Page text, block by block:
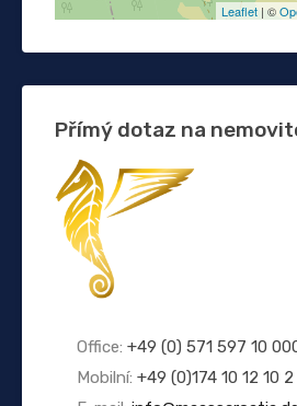
Leaflet | ©
Přímý dotaz na
Office: +49 (0) 571 597 10
Mobilní: +49 (0)174 10 12 10 2